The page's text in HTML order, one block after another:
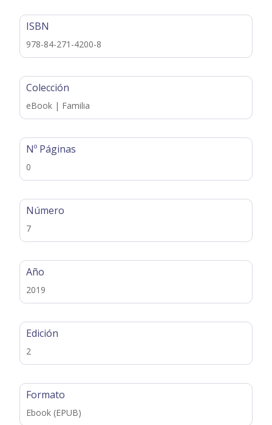
ISBN
978-84-271-4200-8
Colección
eBook | Familia
Nº Páginas
0
Número
7
Año
2019
Edición
2
Formato
Ebook (EPUB)